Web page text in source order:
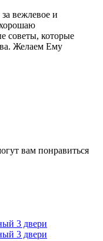
вежлевое и
советы, которые
Желаем Ему
вам понравиться